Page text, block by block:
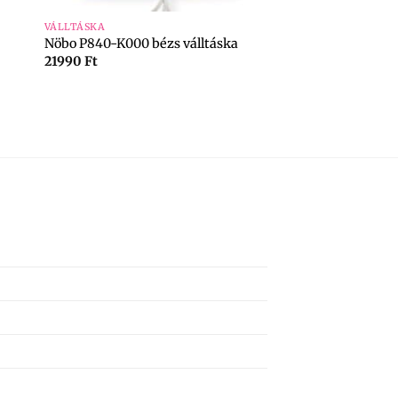
VÁLLTÁSKA
Nöbo P840-K000 bézs válltáska
21990 Ft